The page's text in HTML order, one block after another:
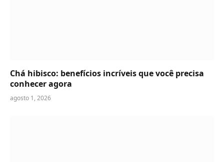
Chá hibisco: benefícios incríveis que você precisa
conhecer agora
agosto 1, 2026